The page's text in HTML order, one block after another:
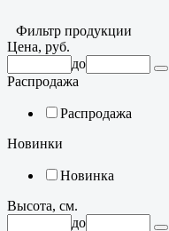
Фильтр продукции
Цена, руб.
до
Распродажа
Распродажа
Новинки
Новинка
Высота, см.
до